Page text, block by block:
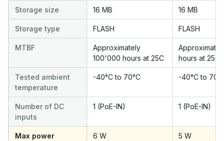
Storage size 16 MB 16 MB
Storage type FLASH FLASH
MTBF
Approximately
100'000 hours at 25C
hours at 25C
Tested ambient
temperature
-40°C to 70°C -40°C to
Number of DC
inputs
1 (PoE-IN) 1 (PoE-IN)
Max power
6 W 5 W